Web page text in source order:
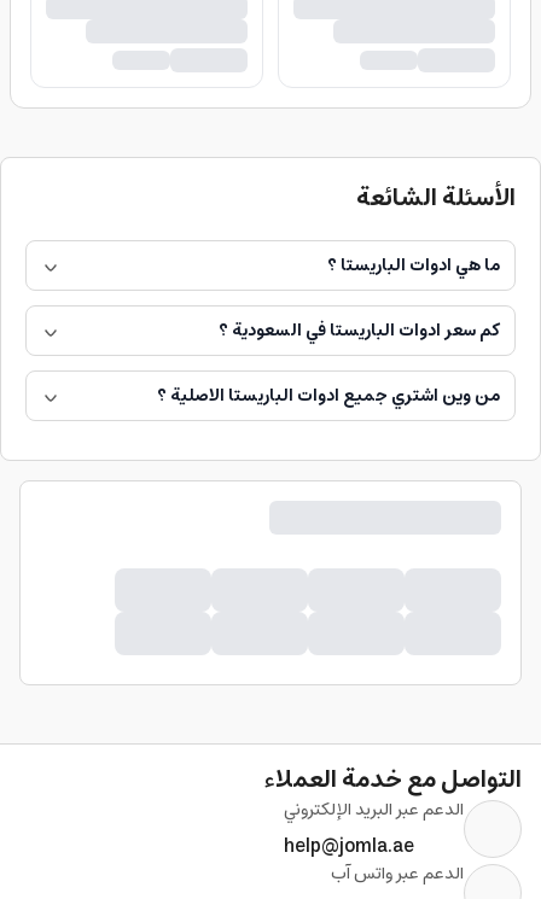
الأسئلة الشائعة
ما هي ادوات الباريستا ؟
كم سعر ادوات الباريستا في السعودية ؟
من وين اشتري جميع ادوات الباريستا الاصلية ؟
التواصل مع خدمة العملاء
الدعم عبر البريد الإلكتروني
help@jomla.ae
الدعم عبر واتس آب